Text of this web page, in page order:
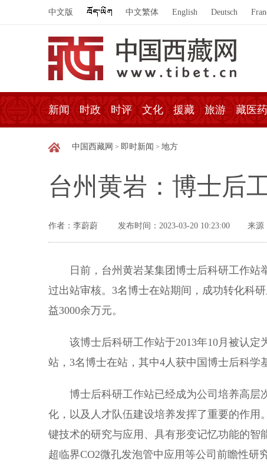
中文版 中文繁体 English Deutsch
新闻 时政 时评 文化 援藏 旅游 藏医药
中国西藏网 > 即时新闻 > 地方
台州黄岩：博士后
作者：李蔚蔚 发布时间：2023-03-20 10:23:00 来源
日前，台州黄岩某集团博士后科研工作站
过出站审核。3名博士在站期间，成功转化科
益3000余万元。
该博士后科研工作站于2013年10月被认定
站，3名博士在站，其中4人获中国博士后科学
博士后科研工作站已经成为公司培养高层
化，以及人才队伍建设培养发挥了重要的作用
键技术的研究与应用、具有形变记忆功能的
超临界CO2微孔发泡管中应用等公司前瞻性研